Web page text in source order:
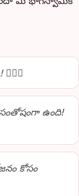
ఉంది!
కోసం